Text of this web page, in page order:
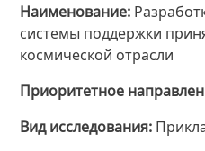
Наименование
системы поддержки
космической отрасли
Приоритетное
Вид исследования